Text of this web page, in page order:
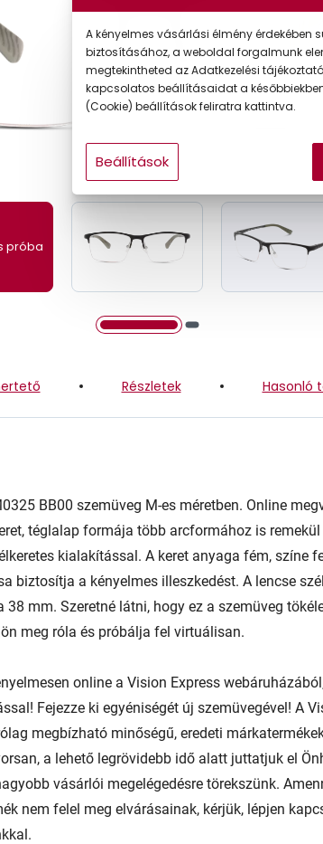
próba
Részletek Hasonló
BB00 szemüveg M-es méretben. Online
téglalap formája több arcformához is
kialakítással. A keret anyaga fém, színe
biztosítja a kényelmes illeszkedést. A lencse
38 mm. Szeretné látni, hogy ez a szemüveg
meg róla és próbálja fel virtuálisan.
online a Vision Express
Fejezze ki egyéniségét új szemüvegével! A
megbízható minőségű, eredeti
a lehető legrövidebb idő alatt juttatjuk el
vásárlói megelégedésre törekszünk.
nem felel meg elvárásainak, kérjük, lépjen
A kényelmes vásárlási élmény érdekében
biztosításához, a weboldal forgalmunk
megtekintheted az Adatkezelési
kapcsolatos beállításaidat a
(Cookie) beállítások feliratra kattintva.
Beállítások